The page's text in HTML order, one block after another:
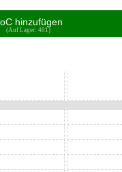
hinzufügen
(Auf Lager: 401)